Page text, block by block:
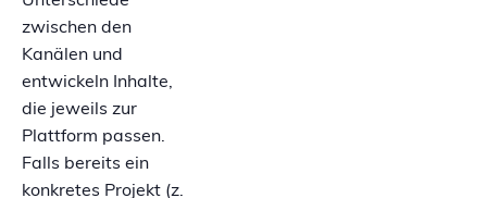
zwischen den
Kanälen und
entwickeln Inhalte,
die jeweils zur
Plattform passen.
Falls bereits ein
konkretes Projekt (z.